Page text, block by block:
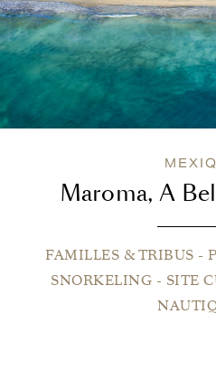
Maroma, A
FAMILLES & TRIBUS -
SNORKELING - SITE